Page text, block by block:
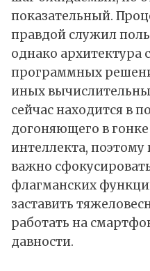
показательный.
правдой служил
однако архитектура
программных
иных
сейчас находится в
догоняющего в гонке
интеллекта,
важно
флагманских
заставить
работать на
давности.